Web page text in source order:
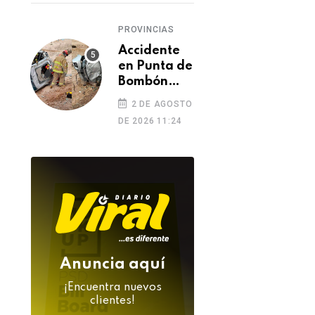
PROVINCIAS
Accidente
en Punta de
Bombón
deja un
muerto y
dos heridos
2 DE AGOSTO
DE 2026 11:24
Anuncia aquí
¡Encuentra nuevos
clientes!